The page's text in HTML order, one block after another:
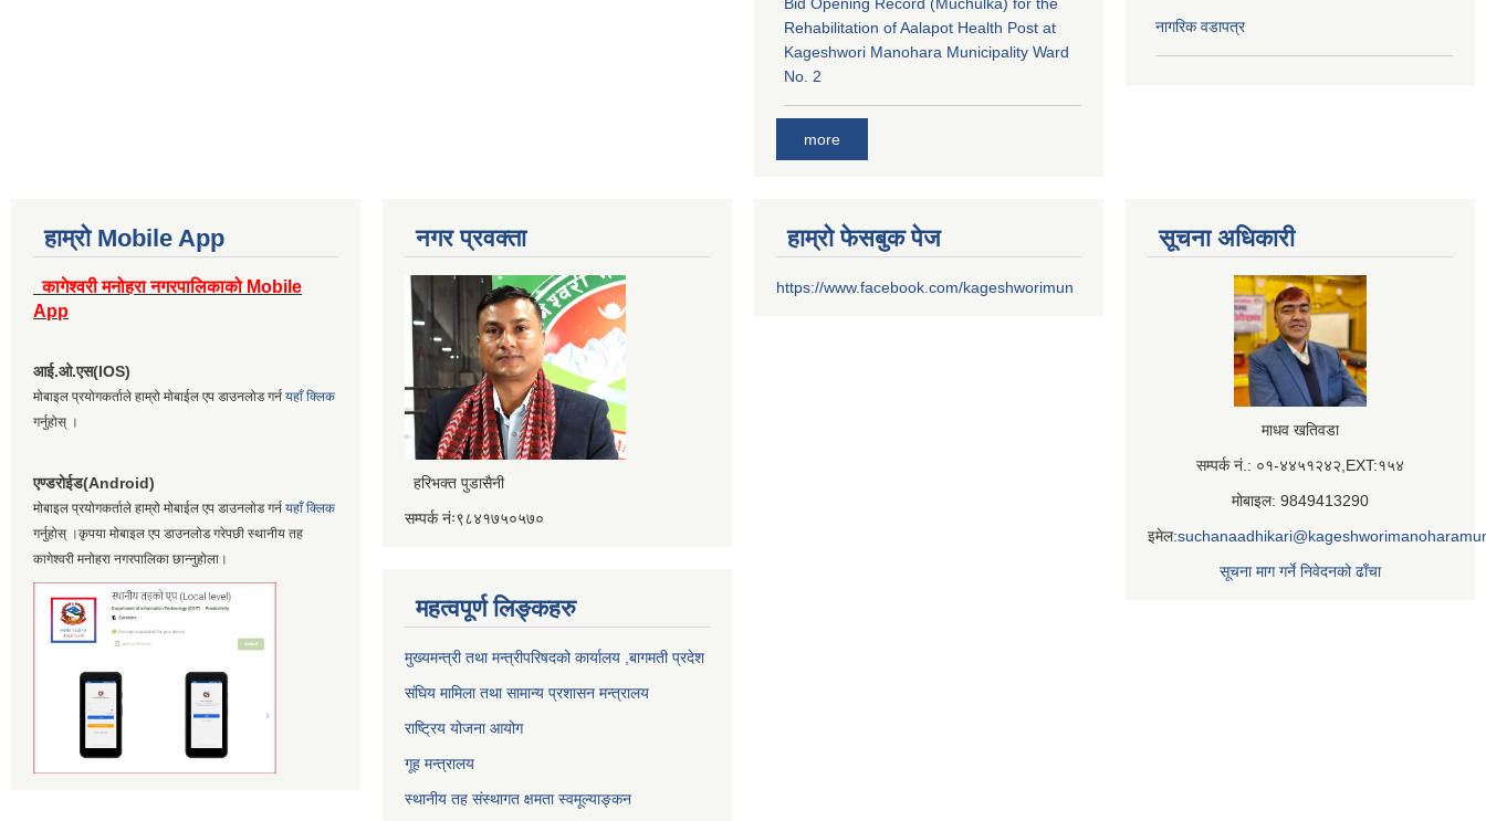
Rehabilitation of Aalapot Health Post at
Kageshwori Manohara Municipality Ward
No. 2
more
नागरिक वडापत्र
हाम्रो Mobile App
कागेश्वरी मनोहरा नगरपालिकाको Mobile
App
आई.ओ.एस(IOS)
मोबाइल प्रयोगकर्ताले हाम्रो मोबाईल एप डाउनलोड गर्न यहाँ क्लिक
गर्नुहोस् ।
एण्डरोईड(Android)
मोबाइल प्रयोगकर्ताले हाम्रो मोबाईल एप डाउनलोड गर्न यहाँ क्लिक
गर्नुहोस् ।कृपया मोबाइल एप डाउनलोड गरेपछी स्थानीय तह
कागेश्वरी मनोहरा नगरपालिका छान्नुहोला।
नगर प्रवक्ता
हरिभक्त पुडासैनी
सम्पर्क नंः९८४१७५०५७०
महत्वपूर्ण लिङ्कहरु
मुख्यमन्त्री तथा मन्त्रीपरिषदको कार्यालय ,बागमती प्रदेश
संघिय मामिला तथा सामान्य प्रशासन मन्त्रालय
राष्ट्रिय योजना आयोग
गूह मन्त्रालय
स्थानीय तह संस्थागत क्षमता स्वमूल्याङ्कन
हाम्रो फेसबुक पेज
https://www.facebook.com/kageshworimun
सूचना अधिकारी
माधव खतिवडा
सम्पर्क नं.: ०१-४४५१२४२,EXT:१५४
मोबाइल: 9849413290
इमेल:
सूचना माग गर्ने निवेदनको ढाँचा